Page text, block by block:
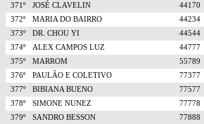
371º
JOSÉ CLAVELIN 44170
372º
MARIA DO BAIRRO 44234
373º
DR. CHOU YI 44544
374º
ALEX CAMPOS LUZ 44777
375º
MARROM 55789
376º
PAULÃO E COLETIVO 77377
377º
BIBIANA BUENO 77577
378º
SIMONE NUNEZ 77778
379º
SANDRO BESSON 77888